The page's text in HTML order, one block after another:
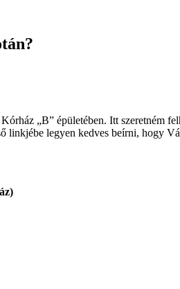
„B” épületében. Itt szeretném
legyen kedves beírni, hogy